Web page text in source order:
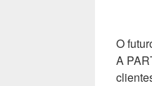
O
A